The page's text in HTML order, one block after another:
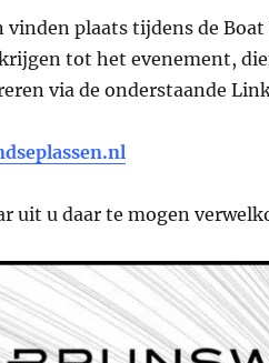
vinden plaats tijdens de Boat
tot het evenement,
via de onderstaande
uit u daar te mogen